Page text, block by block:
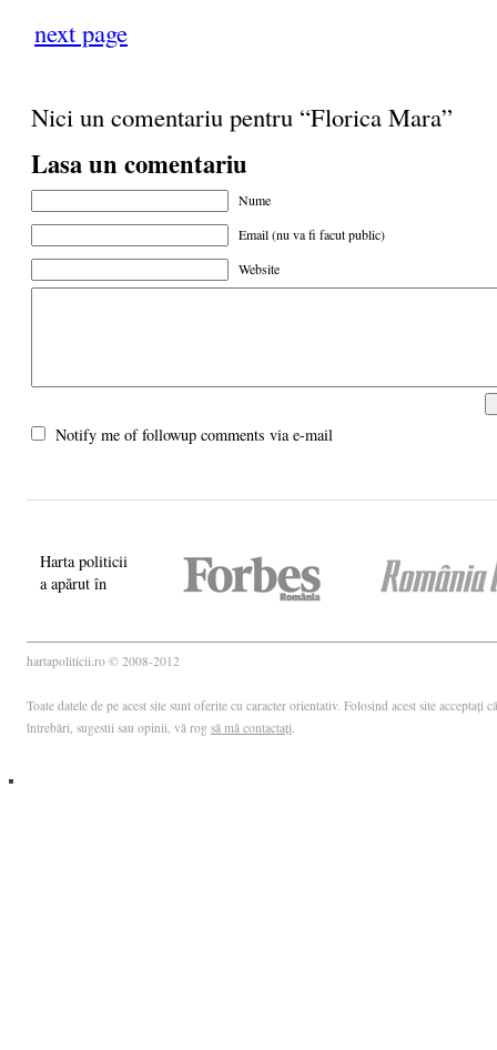
next page
Nici un comentariu pentru “Florica Mara”
Lasa un comentariu
Nume
Email (nu va fi facut public)
Website
Notify me of followup comments via e-mail
Harta politicii
a apărut în
hartapoliticii.ro © 2008-2012
Toate datele de pe acest site sunt oferite cu caracter orientativ. Folosind acest site
întrebări, sugestii sau opinii, vă rog să mă contactați.